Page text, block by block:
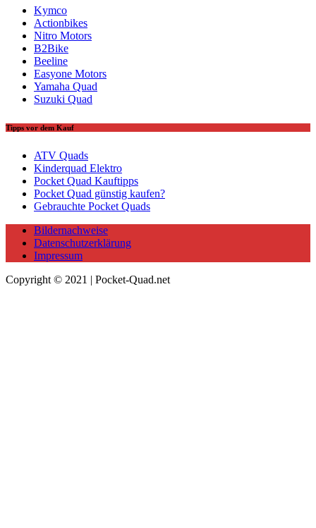
Kymco
Actionbikes
Nitro Motors
B2Bike
Beeline
Easyone Motors
Yamaha Quad
Suzuki Quad
Tipps vor dem Kauf
ATV Quads
Kinderquad Elektro
Pocket Quad Kauftipps
Pocket Quad günstig kaufen?
Gebrauchte Pocket Quads
Bildernachweise
Datenschutzerklärung
Impressum
Copyright © 2021 | Pocket-Quad.net